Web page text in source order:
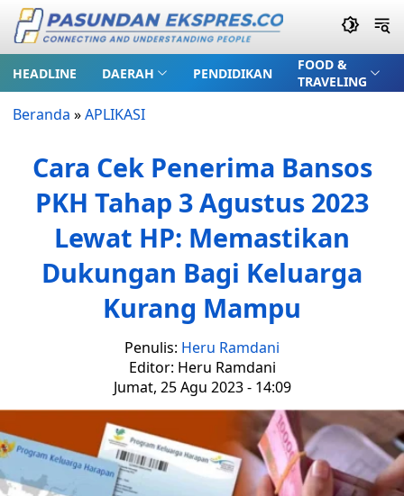
HEADLINE DAERAH PENDIDIKAN
FOOD &
TRAVELING
Beranda »APLIKASI
Cara Cek Penerima Bansos
PKH Tahap 3 Agustus 2023
Lewat HP: Memastikan
Dukungan Bagi Keluarga
Kurang Mampu
Penulis: Heru Ramdani
Editor: Heru Ramdani
Jumat, 25 Agu 2023 - 14:09